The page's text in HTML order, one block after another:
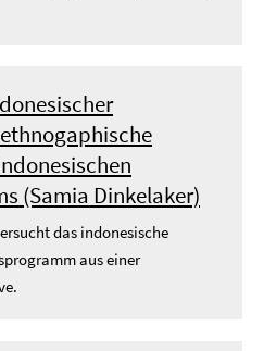
(Samia Dinkelaker)
das indonesische
aus einer